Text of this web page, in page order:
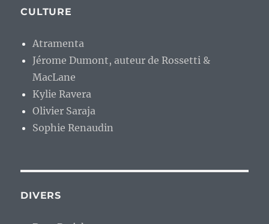
CULTURE
Atramenta
Jérome Dumont, auteur de Rossetti &
MacLane
Kylie Ravera
Olivier Saraja
Sophie Renaudin
DIVERS